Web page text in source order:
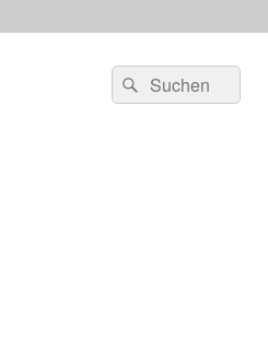
Suchen
nach:
Suchen